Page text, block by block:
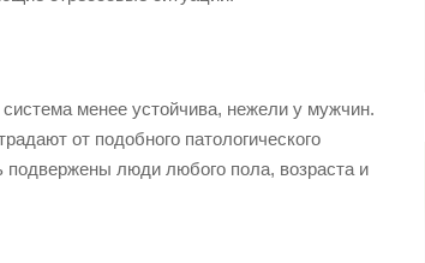
менее устойчива, нежели у мужчин.
от подобного патологического
подвержены люди любого пола, возраста и